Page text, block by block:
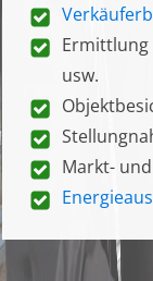
Ermittlung
usw.
Markt-